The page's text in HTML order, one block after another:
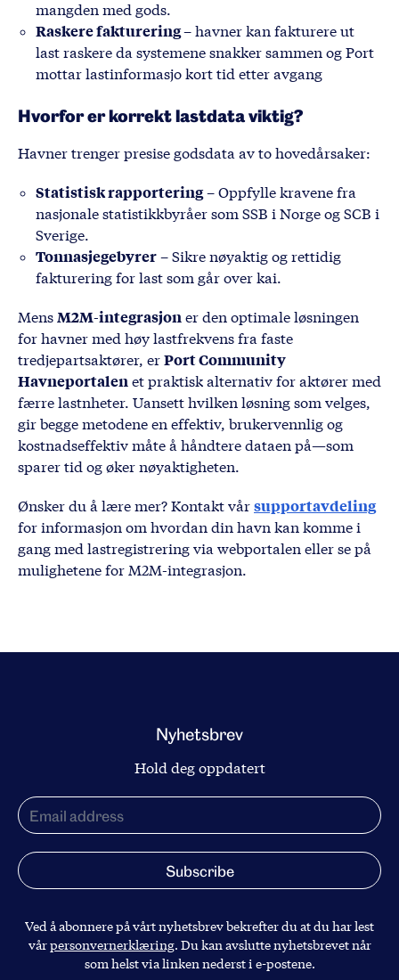
mangden med gods.
Raskere fakturering– havner kan fakturere ut
last raskere da systemene snakker sammen og Port
mottar lastinformasjo kort tid etter avgang
Hvorfor er korrekt lastdata viktig?
Havner trenger presise godsdata av to hovedårsaker:
Statistisk rapportering– Oppfylle kravene fra
nasjonale statistikkbyråer som SSB i Norge og SCB i
Sverige.
Tonnasjegebyrer – Sikre nøyaktig og rettidig
fakturering for last som går over kai.
Mens M2M-integrasjon er den optimale løsningen
for havner med høy lastfrekvens fra faste
tredjepartsaktører, er Port Community
Havneportalen et praktisk alternativ for aktører med
færre lastnheter. Uansett hvilken løsning som velges,
gir begge metodene en effektiv, brukervennlig og
kostnadseffektiv måte å håndtere dataen på—som
sparer tid og øker nøyaktigheten.
Ønsker du å lære mer? Kontakt vår supportavdeling
for informasjon om hvordan din havn kan komme i
gang med lastregistrering via webportalen eller se på
mulighetene for M2M-integrasjon.
Nyhetsbrev
Hold deg oppdatert
Ved å abonnere på vårt nyhetsbrev bekrefter du at du har lest
vårpersonvernerklæring. Du kan avslutte nyhetsbrevet når
som helst via linken nederst i e-postene.